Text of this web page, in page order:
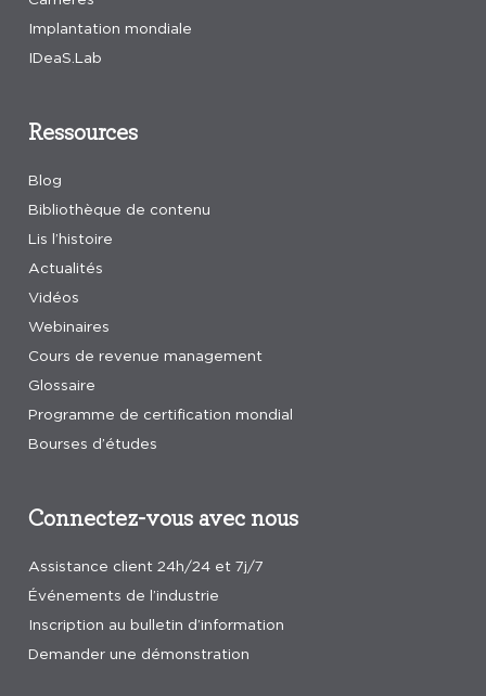
Implantation mondiale
IDeaS.Lab
Ressources
Blog
Bibliothèque de contenu
Lis l’histoire
Actualités
Vidéos
Webinaires
Cours de revenue management
Glossaire
Programme de certification mondial
Bourses d’études
Connectez-vous avec nous
Assistance client 24h/24 et 7j/7
Événements de l’industrie
Inscription au bulletin d’information
Demander une démonstration